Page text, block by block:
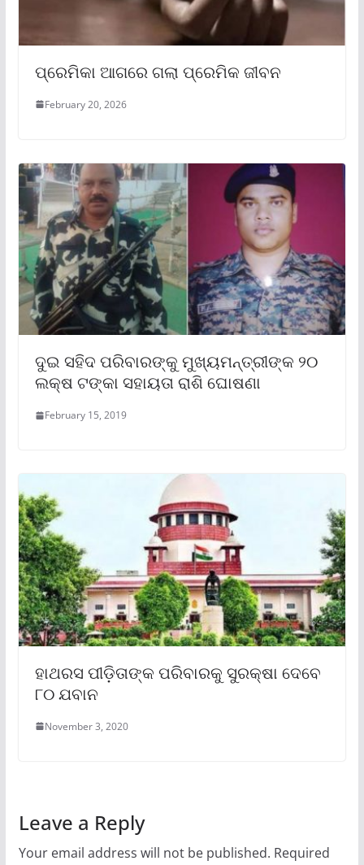
ପ୍ରେମିକା ଆଗରେ ଗଲା ପ୍ରେମିକ ଜୀବନ
February 20, 2026
ଦୁଇ ସହିଦ ପରିବାରଙ୍କୁ ମୁଖ୍ୟମନ୍ତ୍ରୀଙ୍କ ୨୦
ଲକ୍ଷ ଟଙ୍କା ସହାୟତା ରାଶି ଘୋଷଣା
February 15, 2019
ହାଥରସ ପୀଡ଼ିତାଙ୍କ ପରିବାରକୁ ସୁରକ୍ଷା ଦେବେ
୮୦ ଯବାନ
November 3, 2020
Leave a Reply
Your email address will not be published. Required